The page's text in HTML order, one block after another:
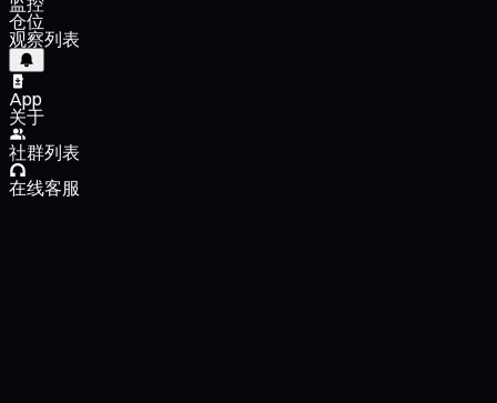
仓位
观察列表
App
关于
社群列表
在线客服